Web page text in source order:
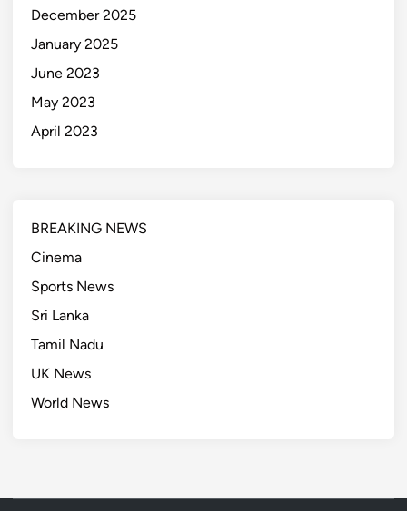
December 2025
January 2025
June 2023
May 2023
April 2023
BREAKING NEWS
Cinema
Sports News
Sri Lanka
Tamil Nadu
UK News
World News